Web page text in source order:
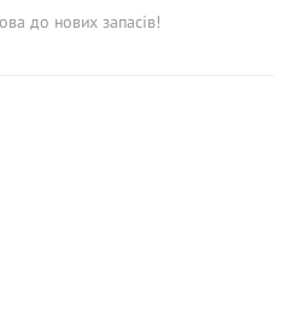
до нових запасів!